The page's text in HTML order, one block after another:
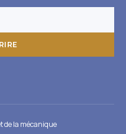
de la mécanique